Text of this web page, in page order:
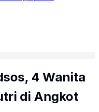
4 Wanita
di Angkot